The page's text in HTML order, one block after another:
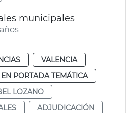
municipales
VALENCIA
EN PORTADA TEMÁTICA
LOZANO
ADJUDICACIÓN